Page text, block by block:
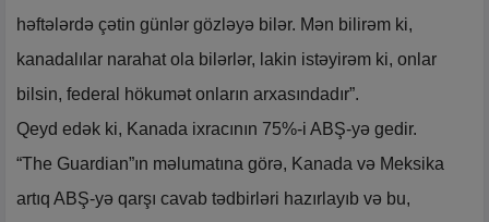
həftələrdə çətin günlər gözləyə bilər. Mən bilirəm ki,
kanadalılar narahat ola bilərlər, lakin istəyirəm ki, onlar
bilsin, federal hökumət onların arxasındadır”.
Qeyd edək ki, Kanada ixracının 75%-i ABŞ-yə gedir.
“The Guardian”ın məlumatına görə, Kanada və Meksika
artıq ABŞ-yə qarşı cavab tədbirləri hazırlayıb və bu,